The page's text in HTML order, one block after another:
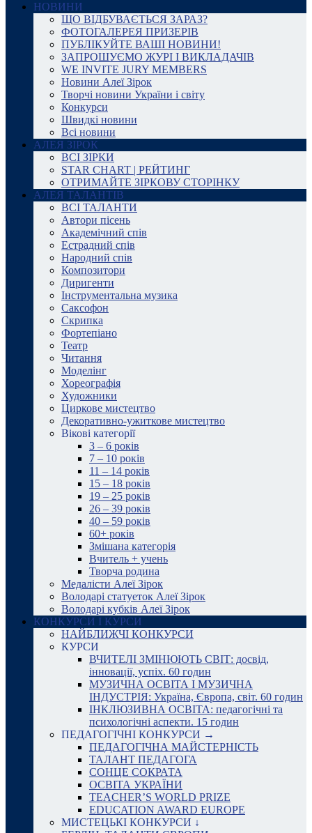
НОВИНИ
ЩО ВІДБУВАЄТЬСЯ ЗАРАЗ?
ФОТОГАЛЕРЕЯ ПРИЗЕРІВ
ПУБЛІКУЙТЕ ВАШІ НОВИНИ!
ЗАПРОШУЄМО ЖУРІ І ВИКЛАДАЧІВ
WE INVITE JURY MEMBERS
Новини Алеї Зірок
Творчі новини України і світу
Конкурси
Швидкі новини
Всі новини
АЛЕЯ ЗІРОК
ВСІ ЗІРКИ
STAR CHART | РЕЙТИНГ
ОТРИМАЙТЕ ЗІРКОВУ СТОРІНКУ
АЛЕЯ ТАЛАНТІВ
ВСІ ТАЛАНТИ
Автори пісень
Академічний спів
Естрадний спів
Народний спів
Композитори
Диригенти
Інструментальна музика
Саксофон
Скрипка
Фортепіано
Театр
Читання
Моделінг
Хореографія
Художники
Циркове мистецтво
Декоративно-ужиткове мистецтво
Вікові категорії
3 – 6 років
7 – 10 років
11 – 14 років
15 – 18 років
19 – 25 років
26 – 39 років
40 – 59 років
60+ років
Змішана категорія
Вчитель + учень
Творча родина
Медалісти Алеї Зірок
Володарі статуеток Алеї Зірок
Володарі кубків Алеї Зірок
КОНКУРСИ І КУРСИ
НАЙБЛИЖЧІ КОНКУРСИ
КУРСИ
ВЧИТЕЛІ ЗМІНЮЮТЬ СВІТ: досвід,
інновації, успіх. 60 годин
МУЗИЧНА ОСВІТА І МУЗИЧНА
ІНДУСТРІЯ: Україна, Європа, світ. 60 годин
ІНКЛЮЗИВНА ОСВІТА: педагогічні та
психологічні аспекти. 15 годин
ПЕДАГОГІЧНІ КОНКУРСИ →
ПЕДАГОГІЧНА МАЙСТЕРНІСТЬ
ТАЛАНТ ПЕДАГОГА
СОНЦЕ СОКРАТА
ОСВІТА УКРАЇНИ
TEACHER’S WORLD PRIZE
EDUCATION AWARD EUROPE
МИСТЕЦЬКІ КОНКУРСИ ↓